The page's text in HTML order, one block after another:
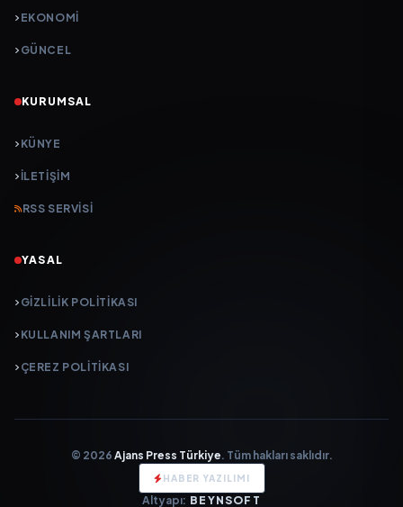
EKONOMİ
GÜNCEL
KURUMSAL
KÜNYE
İLETIŞIM
RSS SERVISI
YASAL
GIZLILIK POLITIKASI
KULLANIM ŞARTLARI
ÇEREZ POLITIKASI
© 2026 Ajans Press Türkiye. Tüm hakları saklıdır.
HABER YAZILIMI
Altyapı: BEYNSOFT